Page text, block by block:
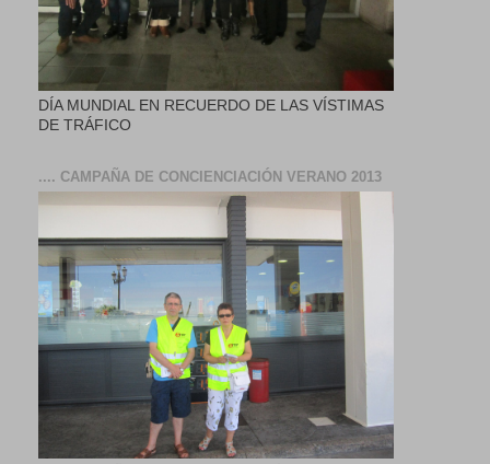
DÍA MUNDIAL EN RECUERDO DE LAS VÍSTIMAS
DE TRÁFICO
.... CAMPAÑA DE CONCIENCIACIÓN VERANO 2013